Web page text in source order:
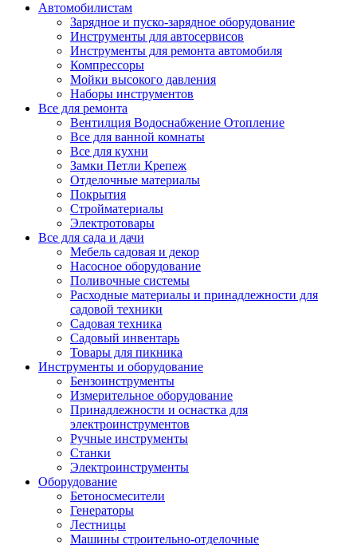
Автомобилистам
Зарядное и пуско-зарядное оборудование
Инструменты для автосервисов
Инструменты для ремонта автомобиля
Компрессоры
Мойки высокого давления
Наборы инструментов
Все для ремонта
Вентилция Водоснабжение Отопление
Все для ванной комнаты
Все для кухни
Замки Петли Крепеж
Отделочные материалы
Покрытия
Стройматериалы
Электротовары
Все для сада и дачи
Мебель садовая и декор
Насосное оборудование
Поливочные системы
Расходные материалы и принадлежности для
садовой техники
Садовая техника
Садовый инвентарь
Товары для пикника
Инструменты и оборудование
Бензоинструменты
Измерительное оборудование
Принадлежности и оснастка для
электроинструментов
Ручные инструменты
Станки
Электроинструменты
Оборудование
Бетоносмесители
Генераторы
Лестницы
Машины строительно-отделочные